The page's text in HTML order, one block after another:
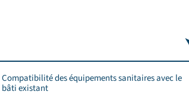
Compatibilité des équipements sanitaires avec le
bâti existant